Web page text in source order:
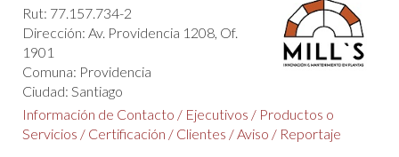
Rut: 77.157.734-2
Dirección: Av. Providencia 1208, Of.
1901
Comuna: Providencia
Ciudad: Santiago
Información de Contacto / Ejecutivos / Productos o
Servicios / Certificación / Clientes /Aviso / Reportaje